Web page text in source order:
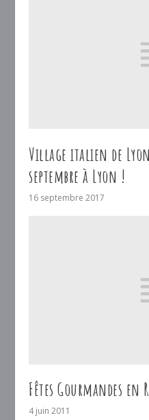
Village italien de
septembre à Lyon !
16 septembre 2017
Fêtes Gourmandes
4 juin 2011